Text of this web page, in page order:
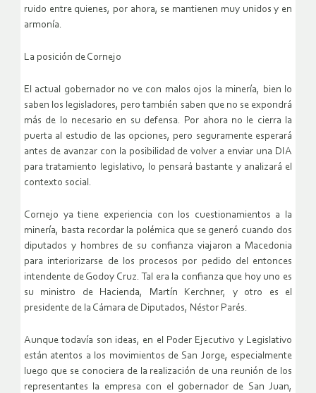
ruido entre quienes, por ahora, se mantienen muy unidos y en
armonía.
La posición de Cornejo
El actual gobernador no ve con malos ojos la minería, bien lo
saben los legisladores, pero también saben que no se expondrá
más de lo necesario en su defensa. Por ahora no le cierra la
puerta al estudio de las opciones, pero seguramente esperará
antes de avanzar con la posibilidad de volver a enviar una DIA
para tratamiento legislativo, lo pensará bastante y analizará el
contexto social.
Cornejo ya tiene experiencia con los cuestionamientos a la
minería, basta recordar la polémica que se generó cuando dos
diputados y hombres de su confianza viajaron a Macedonia
para interiorizarse de los procesos por pedido del entonces
intendente de Godoy Cruz. Tal era la confianza que hoy uno es
su ministro de Hacienda, Martín Kerchner, y otro es el
presidente de la Cámara de Diputados, Néstor Parés.
Aunque todavía son ideas, en el Poder Ejecutivo y Legislativo
están atentos a los movimientos de San Jorge, especialmente
luego que se conociera de la realización de una reunión de los
representantes la empresa con el gobernador de San Juan,